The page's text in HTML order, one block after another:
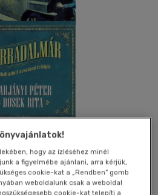
Megosztom
hogy az ízléséhez minél
a figyelmébe ajánlani, arra kérjük,
cookie-kat a „Rendben” gomb
weboldalunk csak a weboldal
cookie-kat telepíti a